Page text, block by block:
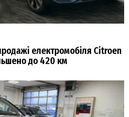
електромобіля Citroen
до 420 км